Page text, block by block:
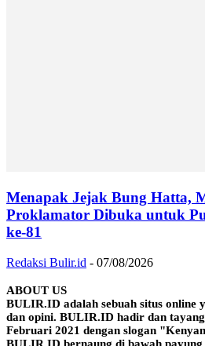
Menapak Jejak Bung Hatta,
Proklamator Dibuka untuk
ke-81
Redaksi Bulir.id - 07/08/2026
ABOUT US
BULIR.ID adalah sebuah situs online
dan opini. BULIR.ID hadir dan
Februari 2021 dengan slogan